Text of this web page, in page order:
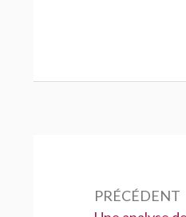
l’articlePRÉCÉDENT